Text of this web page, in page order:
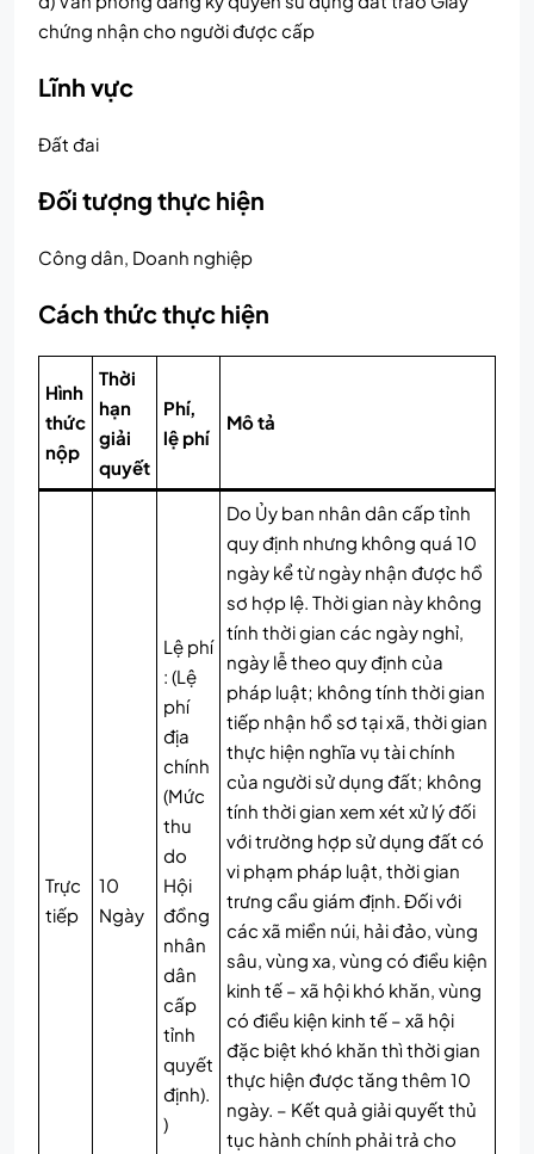
chứng nhận cho người được cấp
Lĩnh vực
Đất đai
Đối tượng thực hiện
Công dân, Doanh nghiệp
Cách thức thực hiện
Hình
thức
nộp
Thời
hạn
giải
quyết
Phí,
lệ phí
Mô tả
Trực
tiếp
10
Ngày
Lệ phí
: (Lệ
phí
địa
chính
(Mức
thu
do
Hội
đồng
nhân
dân
cấp
tỉnh
quyết
định).
)
Do Ủy ban nhân dân cấp tỉnh
quy định nhưng không quá 10
ngày kể từ ngày nhận được hồ
sơ hợp lệ. Thời gian này không
tính thời gian các ngày nghỉ,
ngày lễ theo quy định của
pháp luật; không tính thời gian
tiếp nhận hồ sơ tại xã, thời gian
thực hiện nghĩa vụ tài chính
của người sử dụng đất; không
tính thời gian xem xét xử lý đối
với trường hợp sử dụng đất có
vi phạm pháp luật, thời gian
trưng cầu giám định. Đối với
các xã miền núi, hải đảo, vùng
sâu, vùng xa, vùng có điều kiện
kinh tế – xã hội khó khăn, vùng
có điều kiện kinh tế – xã hội
đặc biệt khó khăn thì thời gian
thực hiện được tăng thêm 10
ngày. – Kết quả giải quyết thủ
tục hành chính phải trả cho